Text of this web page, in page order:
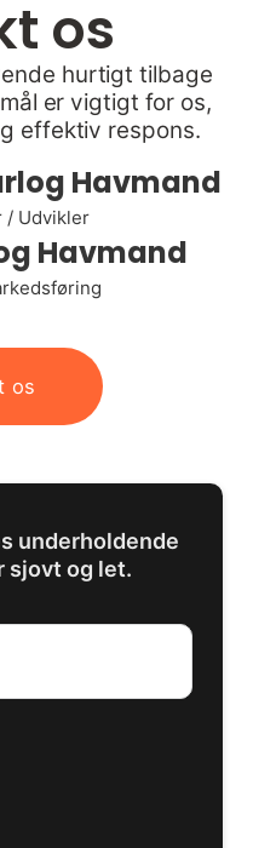
os
hurtigt tilbage
er vigtigt for os,
effektiv respons.
Havmand
/ Udvikler
Havmand
os
underholdende
sjovt og let.